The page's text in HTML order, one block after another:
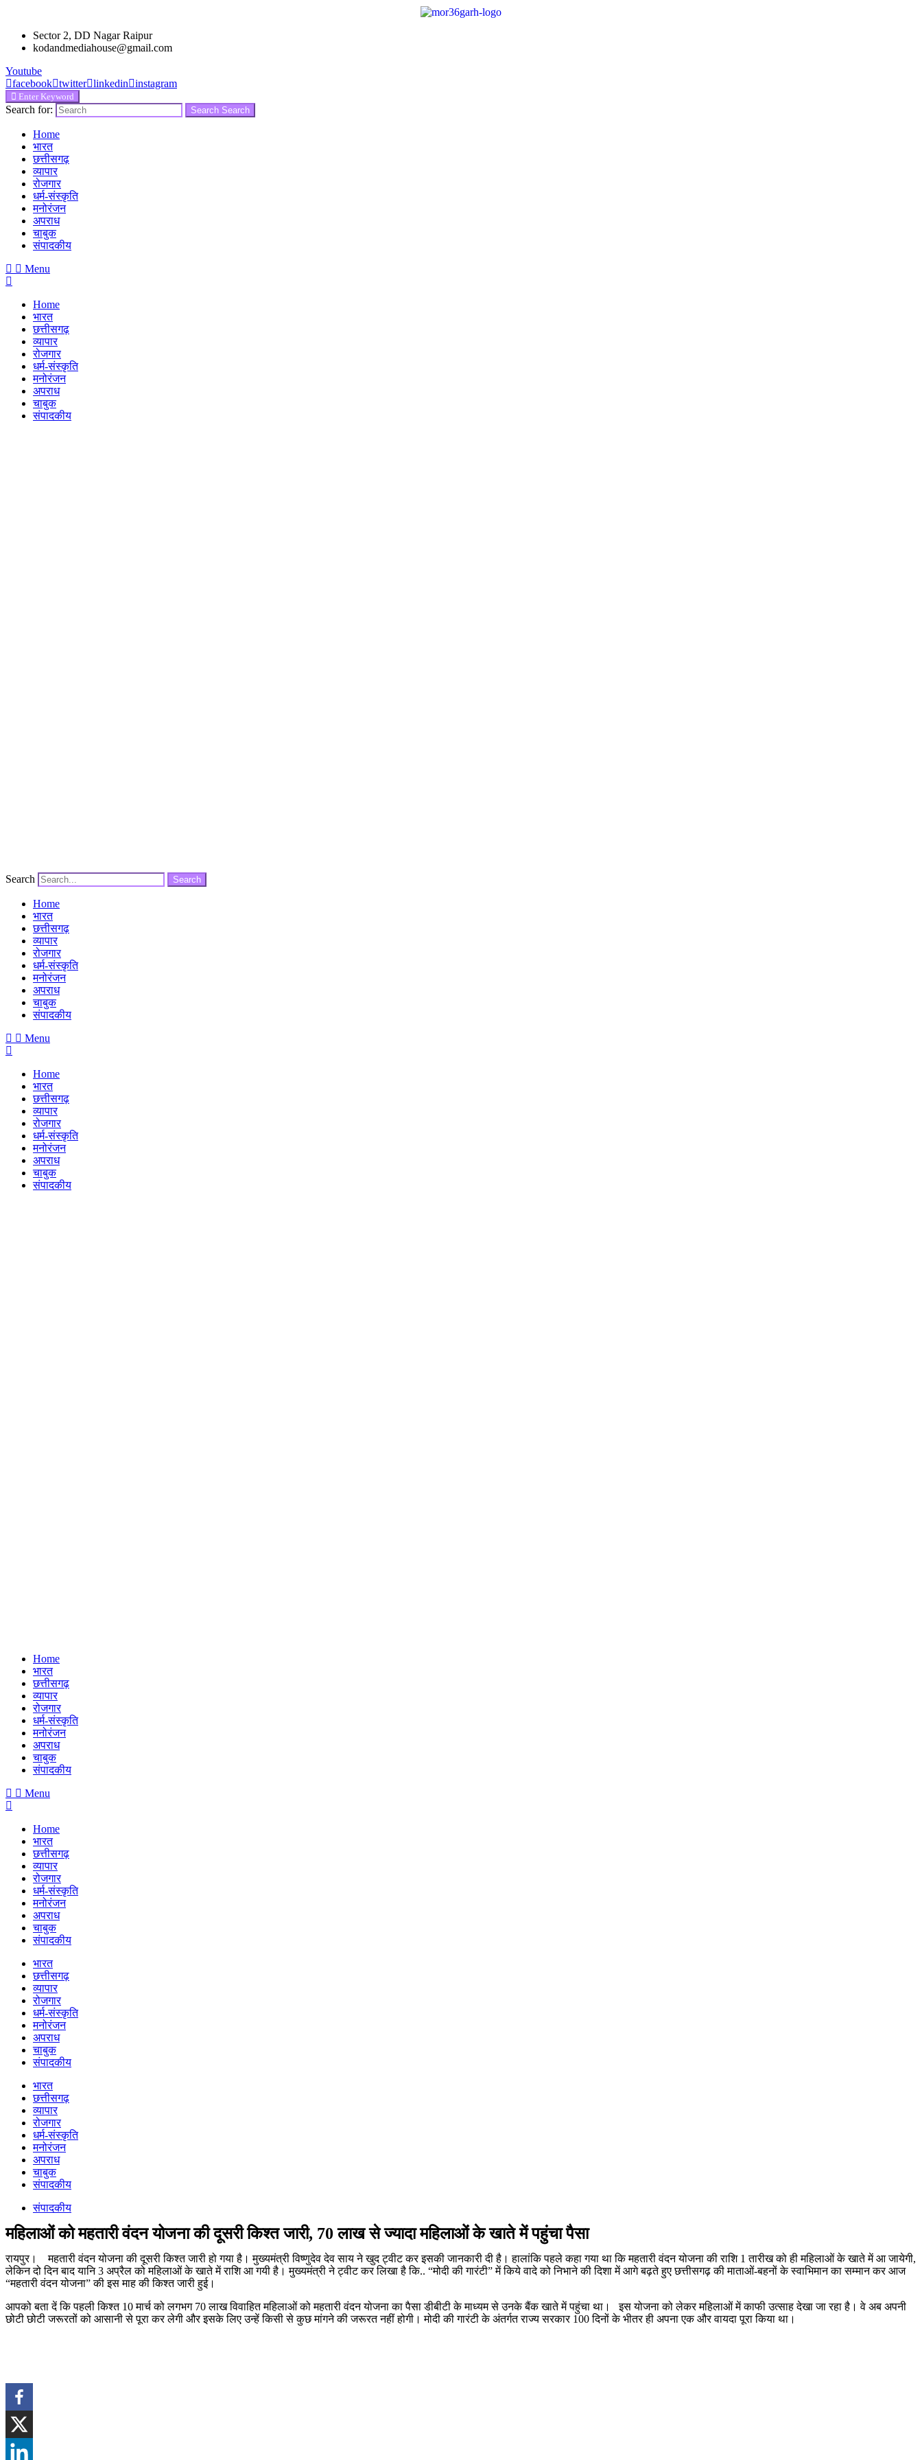
Sector 2, DD Nagar Raipur
kodandmediahouse@gmail.com
Youtube
facebook twitter linkedin instagram
Enter Keyword
Search for: Search Search
Home
भारत
छत्तीसगढ़
व्यापार
रोजगार
धर्म-संस्कृति
मनोरंजन
अपराध
चाबुक
संपादकीय
Menu
Home
भारत
छत्तीसगढ़
व्यापार
रोजगार
धर्म-संस्कृति
मनोरंजन
अपराध
चाबुक
संपादकीय
Search Search
Home
भारत
छत्तीसगढ़
व्यापार
रोजगार
धर्म-संस्कृति
मनोरंजन
अपराध
चाबुक
संपादकीय
Menu
Home
भारत
छत्तीसगढ़
व्यापार
रोजगार
धर्म-संस्कृति
मनोरंजन
अपराध
चाबुक
संपादकीय
Home
भारत
छत्तीसगढ़
व्यापार
रोजगार
धर्म-संस्कृति
मनोरंजन
अपराध
चाबुक
संपादकीय
Menu
Home
भारत
छत्तीसगढ़
व्यापार
रोजगार
धर्म-संस्कृति
मनोरंजन
अपराध
चाबुक
संपादकीय
भारत
छत्तीसगढ़
व्यापार
रोजगार
धर्म-संस्कृति
मनोरंजन
अपराध
चाबुक
संपादकीय
भारत
छत्तीसगढ़
व्यापार
रोजगार
धर्म-संस्कृति
मनोरंजन
अपराध
चाबुक
संपादकीय
संपादकीय
महिलाओं को महतारी वंदन योजना की दूसरी किश्त जारी, 70 लाख से ज्यादा महिलाओं के खाते में पहुंचा पैसा
रायपुर। महतारी वंदन योजना की दूसरी किश्त जारी हो गया है। मुख्यमंत्री विष्णुदेव देव साय ने खुद ट्वीट कर इसकी जानकारी दी है। हालांकि पहले कहा गया था कि महतारी वंदन योजना की राशि 1 तारीख को ही महिलाओं के खाते में आ जायेगी,
लेकिन दो दिन बाद यानि 3 अप्रैल को महिलाओं के खाते में राशि आ गयी है। मुख्यमंत्री ने ट्वीट कर लिखा है कि.. “मोदी की गारंटी” में किये वादे को निभाने की दिशा में आगे बढ़ते हुए छत्तीसगढ़ की माताओं-बहनों के स्वाभिमान का सम्मान कर आज
“महतारी वंदन योजना” की इस माह की किश्त जारी हुई।
आपको बता दें कि पहली किश्त 10 मार्च को लगभग 70 लाख विवाहित महिलाओं को महतारी वंदन योजना का पैसा डीबीटी के माध्यम से उनके बैंक खाते में पहुंचा था। इस योजना को लेकर महिलाओं में काफी उत्साह देखा जा रहा है। वे अब अपनी
छोटी छोटी जरूरतों को आसानी से पूरा कर लेगी और इसके लिए उन्हें किसी से कुछ मांगने की जरूरत नहीं होगी। मोदी की गारंटी के अंतर्गत राज्य सरकार 100 दिनों के भीतर ही अपना एक और वायदा पूरा किया था।